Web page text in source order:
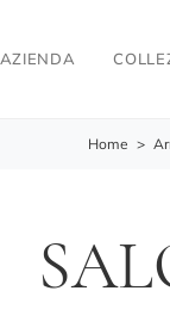
AZIENDA
Home >